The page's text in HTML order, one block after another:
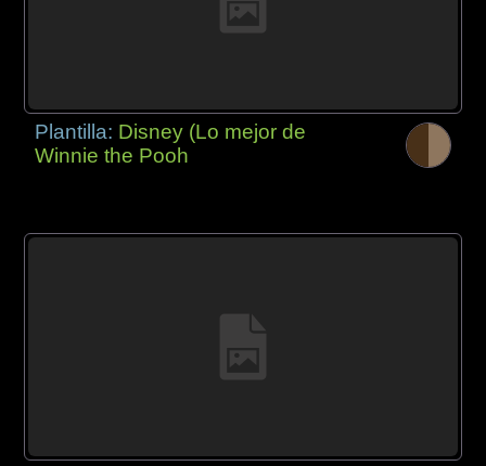
Plantilla: Disney (Lo mejor de
Winnie the Pooh